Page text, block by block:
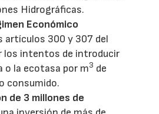
Hidrográficas.
Económico
artículos 300 y 307 del
los intentos de introducir
o la ecotasa por m3 de
consumido.
de 3 millones de